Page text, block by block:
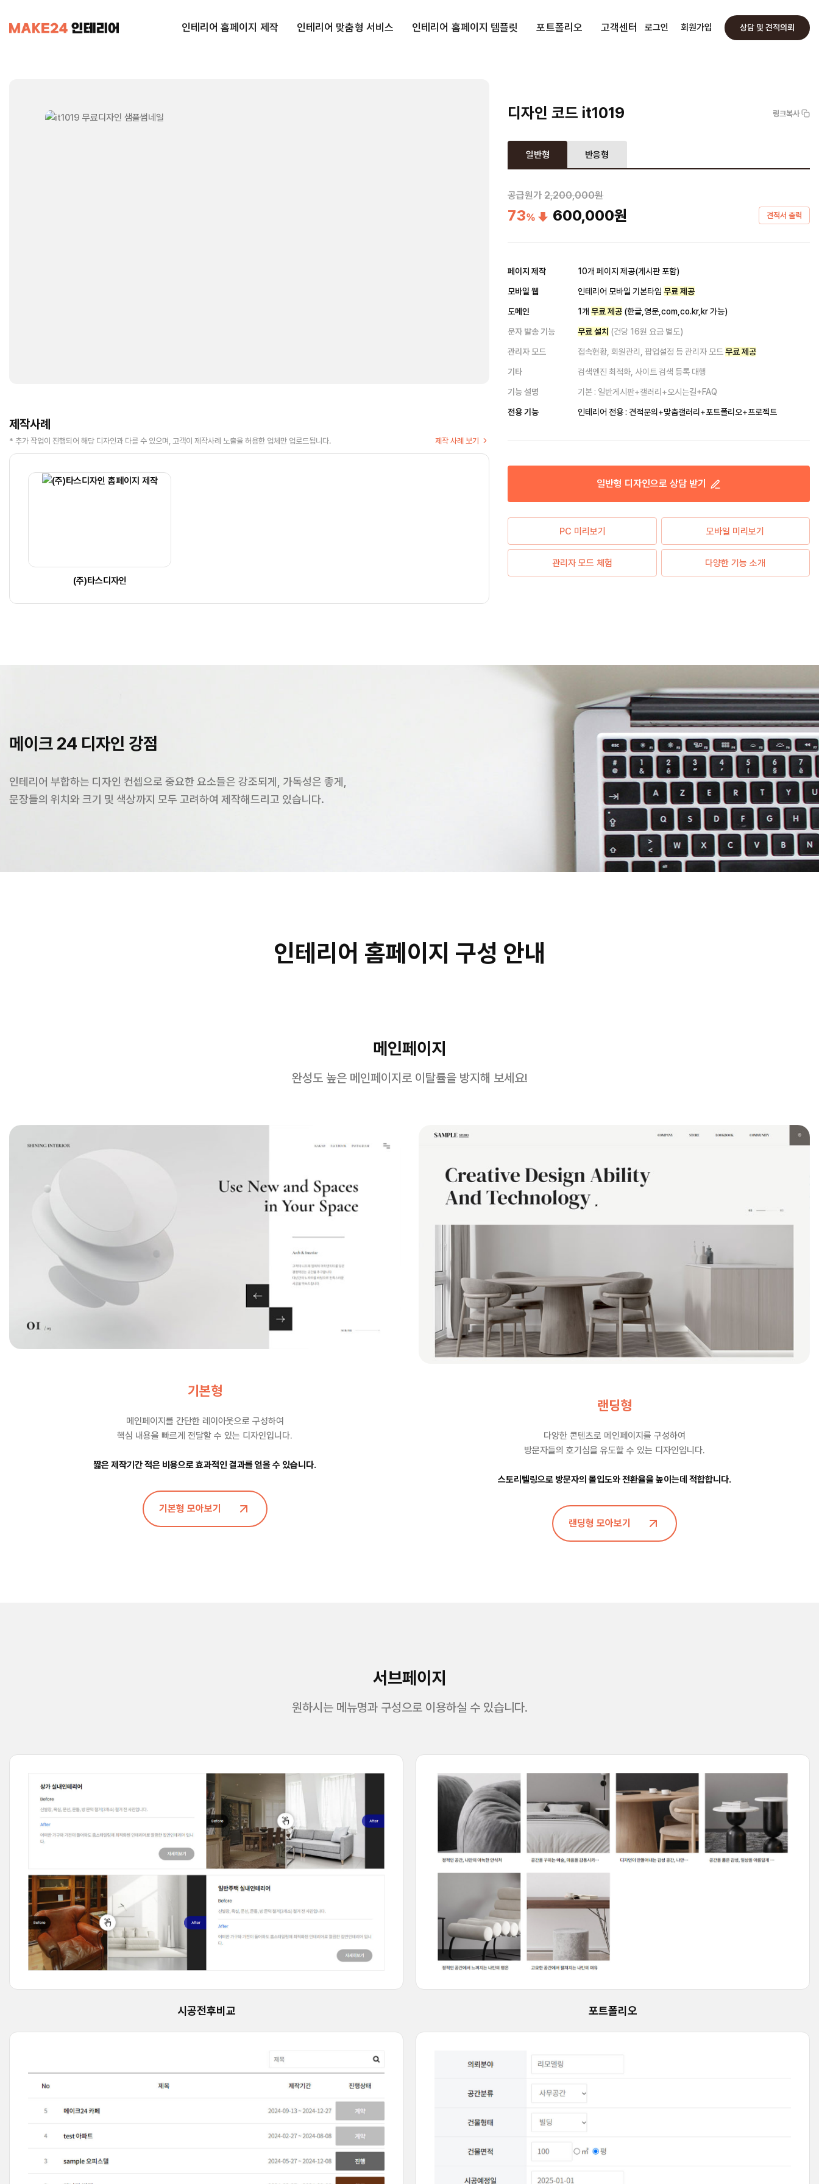
인테리어 홈페이지 제작 인테리어 맞춤형 서비스 인테리어 홈페이지 템플릿 포트폴리오 고객센터 로그인 회원가입 상담 및 견적의뢰
제작사례
* 추가 작업이 진행되어 해당 디자인과 다를 수 있으며, 고객이 제작사례 노출을 허용한 업체만 업로드됩니다. 제작 사례 보기
(주)타스디자인
디자인 코드 it1019 링크복사
일반형 반응형
공급원가2,200,000원
73% 600,000원 견적서 출력
페이지 제작 10개 페이지 제공(게시판 포함)
모바일 웹 인테리어 모바일 기본타입무료 제공
도메인 1개무료 제공 (한글,영문,com,co.kr,kr 가능)
문자 발송 기능 무료 설치 (건당 16원 요금 별도)
관리자 모드 접속현황, 회원관리, 팝업설정 등 관리자 모드무료 제공
기타 검색엔진 최적화, 사이트 검색 등록 대행
기능 설명 기본 : 일반게시판+갤러리+오시는길+FAQ
전용 기능 인테리어 전용 : 견적문의+맞춤갤러리+포트폴리오+프로젝트
일반형 디자인으로 상담 받기
PC 미리보기 모바일 미리보기
관리자 모드 체험 다양한 기능 소개
메이크 24 디자인 강점
인테리어 부합하는 디자인 컨셉으로 중요한 요소들은 강조되게, 가독성은 좋게,
문장들의 위치와 크기 및 색상까지 모두 고려하여 제작해드리고 있습니다.
인테리어 홈페이지 구성 안내
메인페이지
완성도 높은 메인페이지로 이탈률을 방지해 보세요!
기본형
메인페이지를 간단한 레이아웃으로 구성하여
핵심 내용을 빠르게 전달할 수 있는 디자인입니다.
짧은 제작기간 적은 비용으로 효과적인 결과를 얻을 수 있습니다.
기본형 모아보기
랜딩형
다양한 콘텐츠로 메인페이지를 구성하여
방문자들의 호기심을 유도할 수 있는 디자인입니다.
스토리텔링으로 방문자의 몰입도와 전환율을 높이는데 적합합니다.
랜딩형 모아보기
서브페이지
원하시는 메뉴명과 구성으로 이용하실 수 있습니다.
시공전후비교 포트폴리오